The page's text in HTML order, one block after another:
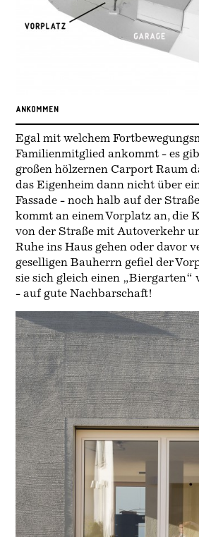
ANKoMMEN
Egal mit welchem
Familienmitglied ankommt - es
großen hölzernen Carport Raum
das Eigenheim dann nicht über
Fassade - noch halb auf der
kommt an einem Vorplatz an, die
von der Straße mit Autoverkehr
Ruhe ins Haus gehen oder davor
geselligen Bauherrn gefiel der
sie sich gleich einen „Biergarten“
- auf gute Nachbarschaft!